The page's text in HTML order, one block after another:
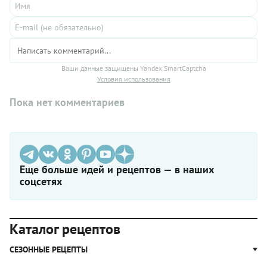
Ваши данные защищены Yandex SmartCaptcha
Условия использования
Пока нет комментариев
Еще больше идей и рецептов — в наших
соцсетях
Каталог рецептов
СЕЗОННЫЕ РЕЦЕПТЫ